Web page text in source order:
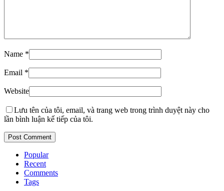
Name *
Email *
Website
Lưu tên của tôi, email, và trang web trong trình duyệt này cho
lần bình luận kế tiếp của tôi.
Popular
Recent
Comments
Tags